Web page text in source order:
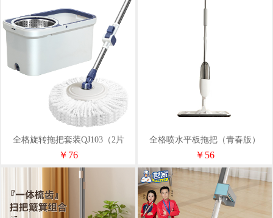
全格旋转拖把套装QJ103（2片
装）
￥76
全格喷水平板拖把（青春版）
QJ030501
￥56